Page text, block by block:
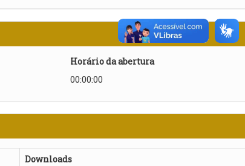
Horário da abertura
00:00:00
Downloads